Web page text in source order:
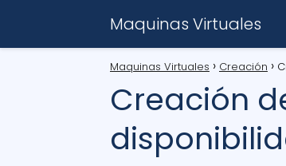
Maquinas Virtuales
Maquinas Virtuales Creación
Creación